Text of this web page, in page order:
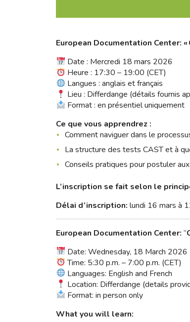
European Documentation Center:
Date : Mercredi 18 mars 2026
Heure : 17:30 – 19:00 (CET)
Langues : anglais et français
Lieu : Differdange (détails fournis
Format : en présentiel uniquement
Ce que vous apprendrez :
Comment naviguer dans le
La structure des tests CAST et à
Conseils pratiques pour postuler
L’inscription se fait selon le
Délai d’inscription: lundi 16 mars à
European Documentation Center:“
Date: Wednesday, 18 March 2026
Time: 5:30 p.m. – 7:00 p.m. (CET)
Languages: English and French
Location: Differdange (details
Format: in person only
What you will learn: